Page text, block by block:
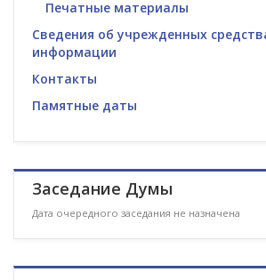
Печатные материалы
Сведения об учрежденных
информации
Контакты
Памятные даты
Заседание Думы
Дата очередного заседания не назначена